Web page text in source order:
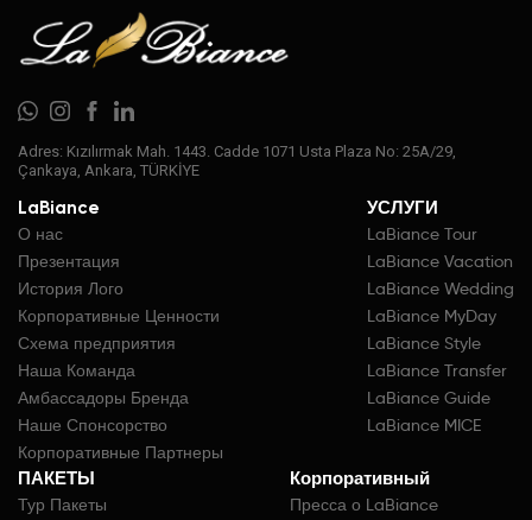
Adres: Kızılırmak Mah. 1443. Cadde 1071 Usta Plaza No: 25A/29,
Çankaya, Ankara, TÜRKİYE
LaBiance
О нас
Презентация
История Лого
Корпоративные Ценности
Схема предприятия
Наша Команда
Амбассадоры Бренда
Наше Спонсорство
Корпоративные Партнеры
УСЛУГИ
LaBiance Tour
LaBiance Vacation
LaBiance Wedding
LaBiance MyDay
LaBiance Style
LaBiance Transfer
LaBiance Guide
LaBiance MICE
ПАКЕТЫ
Тур Пакеты
Корпоративный
Пресса о LaBiance